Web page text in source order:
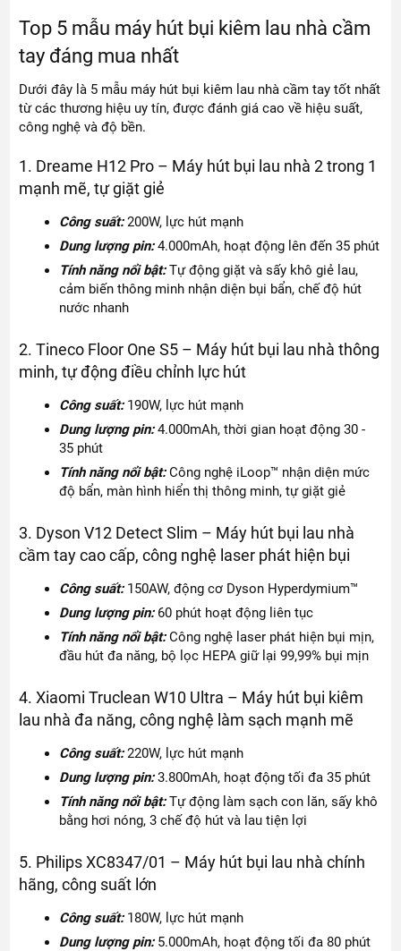
Top 5 mẫu máy hút bụi kiêm lau nhà cầm
tay đáng mua nhất
Dưới đây là 5 mẫu máy hút bụi kiêm lau nhà cầm tay tốt nhất
từ các thương hiệu uy tín, được đánh giá cao về hiệu suất,
công nghệ và độ bền.
1. Dreame H12 Pro – Máy hút bụi lau nhà 2 trong 1
mạnh mẽ, tự giặt giẻ
Công suất:200W, lực hút mạnh
Dung lượng pin:4.000mAh, hoạt động lên đến 35 phút
Tính năng nổi bật:Tự động giặt và sấy khô giẻ lau,
cảm biến thông minh nhận diện bụi bẩn, chế độ hút
nước nhanh
2. Tineco Floor One S5 – Máy hút bụi lau nhà thông
minh, tự động điều chỉnh lực hút
Công suất:190W, lực hút mạnh
Dung lượng pin:4.000mAh, thời gian hoạt động 30 -
35 phút
Tính năng nổi bật:Công nghệ iLoop™ nhận diện mức
độ bẩn, màn hình hiển thị thông minh, tự giặt giẻ
3. Dyson V12 Detect Slim – Máy hút bụi lau nhà
cầm tay cao cấp, công nghệ laser phát hiện bụi
Công suất:150AW, động cơ Dyson Hyperdymium™
Dung lượng pin:60 phút hoạt động liên tục
Tính năng nổi bật:Công nghệ laser phát hiện bụi mịn,
đầu hút đa năng, bộ lọc HEPA giữ lại 99,99% bụi mịn
4. Xiaomi Truclean W10 Ultra – Máy hút bụi kiêm
lau nhà đa năng, công nghệ làm sạch mạnh mẽ
Công suất:220W, lực hút mạnh
Dung lượng pin:3.800mAh, hoạt động tối đa 35 phút
Tính năng nổi bật:Tự động làm sạch con lăn, sấy khô
bằng hơi nóng, 3 chế độ hút và lau tiện lợi
5. Philips XC8347/01 – Máy hút bụi lau nhà chính
hãng, công suất lớn
Công suất:180W, lực hút mạnh
Dung lượng pin:5.000mAh, hoạt động tối đa 80 phút